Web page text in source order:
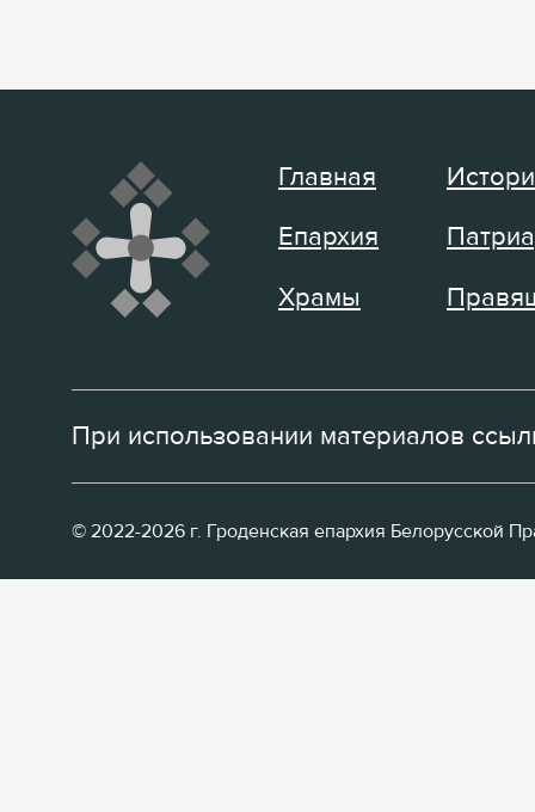
Главная
Епархия
Храмы
При использовании материалов
© 2022-2026 г. Гроденская епархия Белорусской